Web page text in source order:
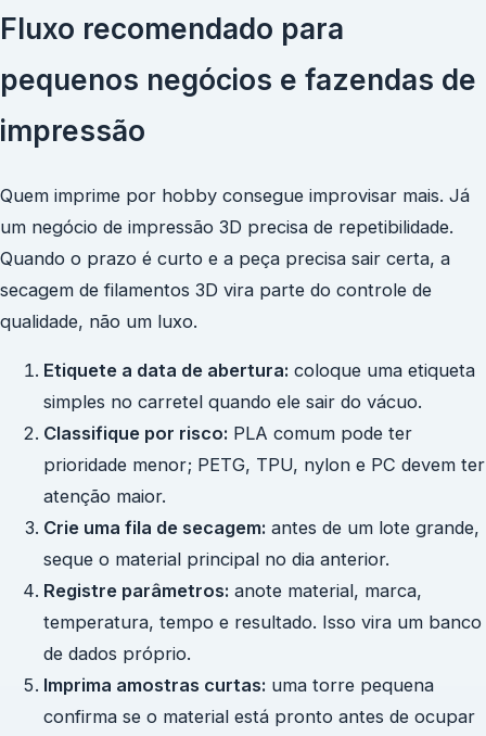
Fluxo recomendado para
pequenos negócios e fazendas de
impressão
Quem imprime por hobby consegue improvisar mais. Já
um negócio de impressão 3D precisa de repetibilidade.
Quando o prazo é curto e a peça precisa sair certa, a
secagem de filamentos 3D vira parte do controle de
qualidade, não um luxo.
Etiquete a data de abertura: coloque uma etiqueta
simples no carretel quando ele sair do vácuo.
Classifique por risco: PLA comum pode ter
prioridade menor; PETG, TPU, nylon e PC devem ter
atenção maior.
Crie uma fila de secagem: antes de um lote grande,
seque o material principal no dia anterior.
Registre parâmetros: anote material, marca,
temperatura, tempo e resultado. Isso vira um banco
de dados próprio.
Imprima amostras curtas: uma torre pequena
confirma se o material está pronto antes de ocupar